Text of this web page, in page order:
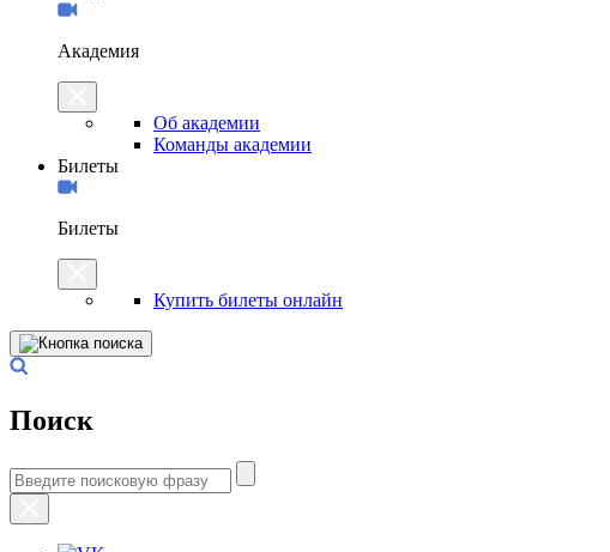
Академия
Об академии
Команды академии
Билеты
Билеты
Купить билеты онлайн
Поиск